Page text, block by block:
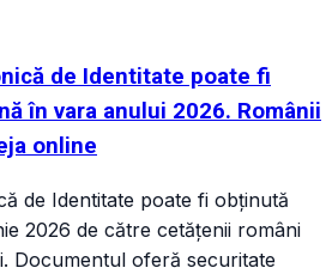
de Identitate poate fi
în vara anului 2026. Românii
online
de Identitate poate fi obținută
2026 de către cetățenii români
Documentul oferă securitate